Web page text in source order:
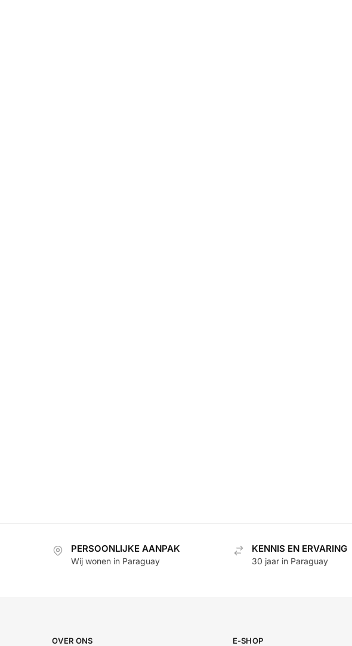
PERSOONLIJKE AANPAK
Wij wonen in Paraguay
KENNIS EN ERVARING
30 jaar in Paraguay
OVER ONS E-SHOP